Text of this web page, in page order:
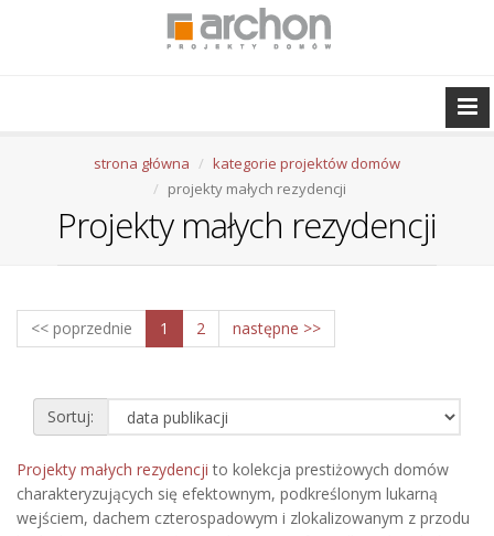
strona główna
kategorie projektów domów
projekty małych rezydencji
Projekty małych rezydencji
<< poprzednie 1 2 następne >>
Sortuj:
Projekty małych rezydencji to kolekcja prestiżowych domów
charakteryzujących się efektownym, podkreślonym lukarną
wejściem, dachem czterospadowym i zlokalizowanym z przodu